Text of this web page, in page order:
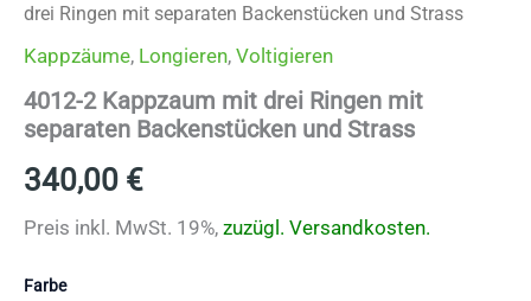
drei Ringen mit separaten Backenstücken und Strass
Kappzäume, Longieren, Voltigieren
4012-2 Kappzaum mit drei Ringen mit
separaten Backenstücken und Strass
340,00 €
Preis inkl. MwSt. 19%, zuzügl. Versandkosten.
Farbe